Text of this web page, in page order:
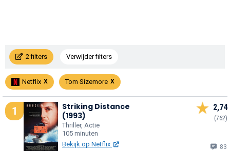
2 filters Verwijder filters
Netflix Tom Sizemore
1
Striking Distance
(1993)
Thriller, Actie
105 minuten
Bekijk op Netflix
2,74
(762)
83